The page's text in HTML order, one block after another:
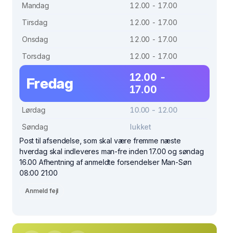
Mandag
12.00 - 17.00
Tirsdag
12.00 - 17.00
Onsdag
12.00 - 17.00
Torsdag
12.00 - 17.00
Fredag
12.00 -
17.00
Lørdag
10.00 - 12.00
Søndag
lukket
Post til afsendelse, som skal være fremme næste
hverdag skal indleveres man-fre inden 17.00 og søndag
16.00 Afhentning af anmeldte forsendelser Man-Søn
08:00 21:00
Anmeld fejl